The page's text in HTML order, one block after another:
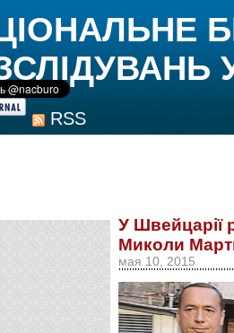
RSS
У Швейцарії
Миколи
мая 10, 2015